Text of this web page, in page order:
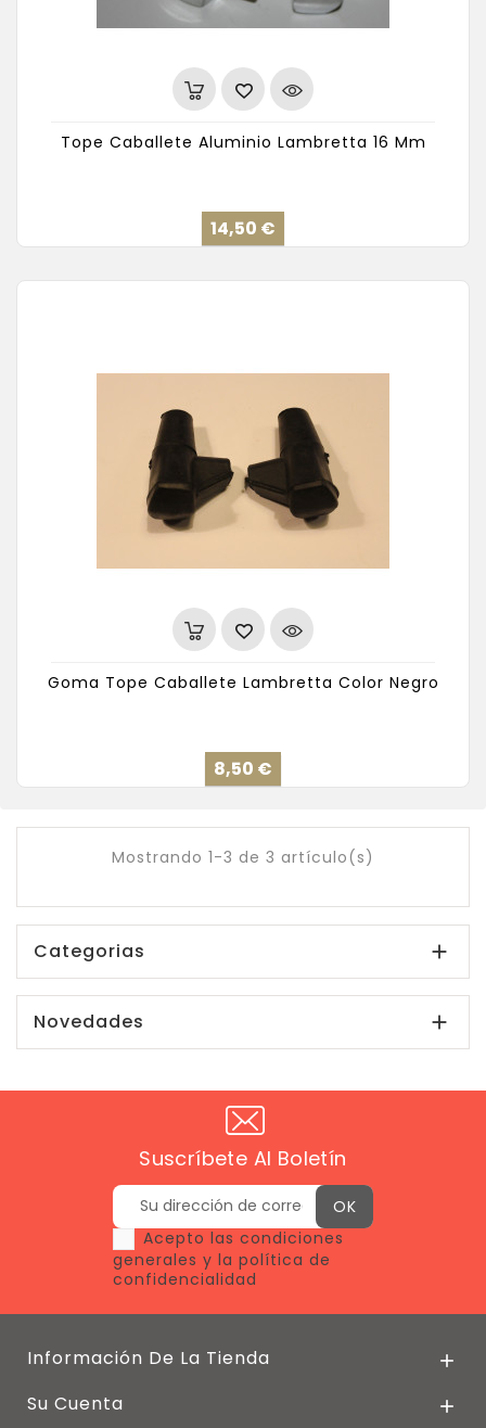
Tope Caballete Aluminio Lambretta 16 Mm
14,50 €
Goma Tope Caballete Lambretta Color Negro
8,50 €
Mostrando 1-3 de 3 artículo(s)
Categorias 
Novedades 
Suscríbete Al Boletín
Acepto las condiciones
generales y la política de
confidencialidad
Información De La Tienda 
Su Cuenta 